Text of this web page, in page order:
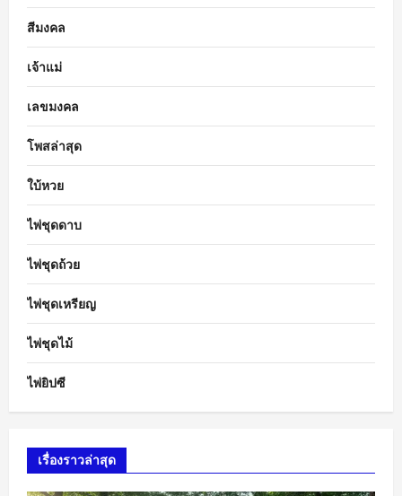
สีมงคล
เจ้าแม่
เลขมงคล
โพสล่าสุด
ใบ้หวย
ไพ่ชุดดาบ
ไพ่ชุดถ้วย
ไพ่ชุดเหรียญ
ไพ่ชุดไม้
ไพ่ยิปซี
เรื่องราวล่าสุด